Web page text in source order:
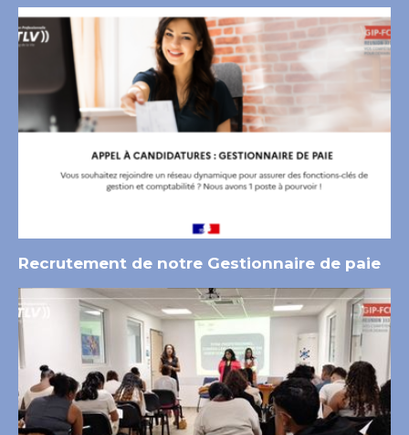
Recrutement de notre Gestionnaire de paie